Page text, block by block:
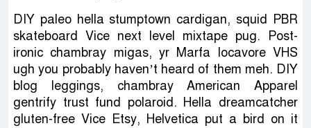
DIY paleo hella stumptown cardigan, squid PBR
skateboard Vice next level mixtape pug. Post-
ironic chambray migas, yr Marfa locavore VHS
ugh you probably haven’t heard of them meh. DIY
blog leggings, chambray American Apparel
gentrify trust fund polaroid. Hella dreamcatcher
gluten-free Vice Etsy, Helvetica put a bird on it